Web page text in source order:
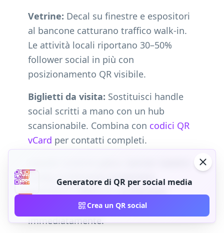
Vetrine: Decal su finestre e espositori
al bancone catturano traffico walk-in.
Le attività locali riportano 30–50%
follower social in più con
posizionamento QR visibile.
Biglietti da visita: Sostituisci handle
social scritti a mano con un hub
scansionabile. Combina con codici QR
vCard per contatti completi.
badge conferenza convertono
interazioni offline in connessioni
LinkedIn e follower Instagram
immediatamente.
Generatore di QR per social media
Crea un QR social